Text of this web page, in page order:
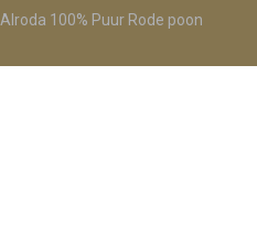
Alroda 100% Puur Rode poon